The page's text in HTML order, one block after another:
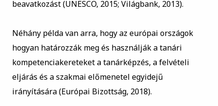
beavatkozást (UNESCO, 2015; Világbank, 2013).
Néhány példa van arra, hogy az európai országok
hogyan határozzák meg és használják a tanári
kompetenciakereteket a tanárképzés, a felvételi
eljárás és a szakmai előmenetel egyidejű
irányítására (Európai Bizottság, 2018).